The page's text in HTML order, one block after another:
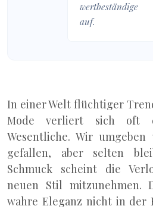
wertbeständige
auf.
In einer Welt flüchtiger
Mode verliert sich oft
Wesentliche. Wir
gefallen, aber selten
Schmuck scheint die
neuen Stil mitzunehmen.
wahre Eleganz nicht in der